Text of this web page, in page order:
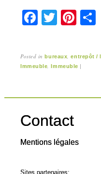
F
e
o
k
T
er
Pi
e
Posted inbureaux ,entrepôt /
Immeuble ,Immeuble |
Contact
Mentions légales
Sites partenaires: